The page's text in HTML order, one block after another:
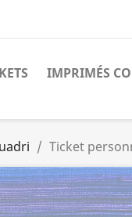
IMPRIMÉS
Ticket